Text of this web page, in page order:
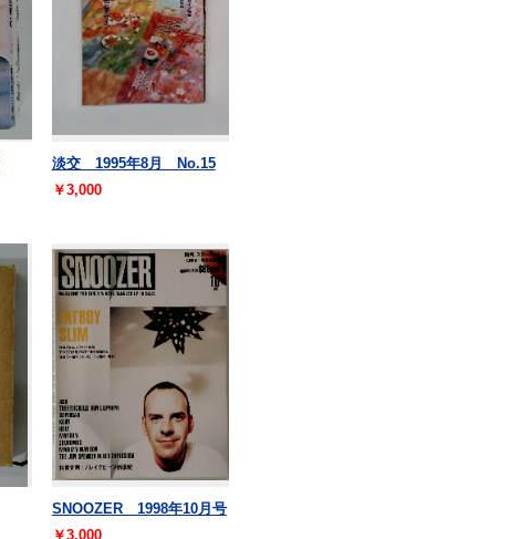
淡交 1995年8月 No.15
￥3,000
SNOOZER 1998年10月号
￥3,000